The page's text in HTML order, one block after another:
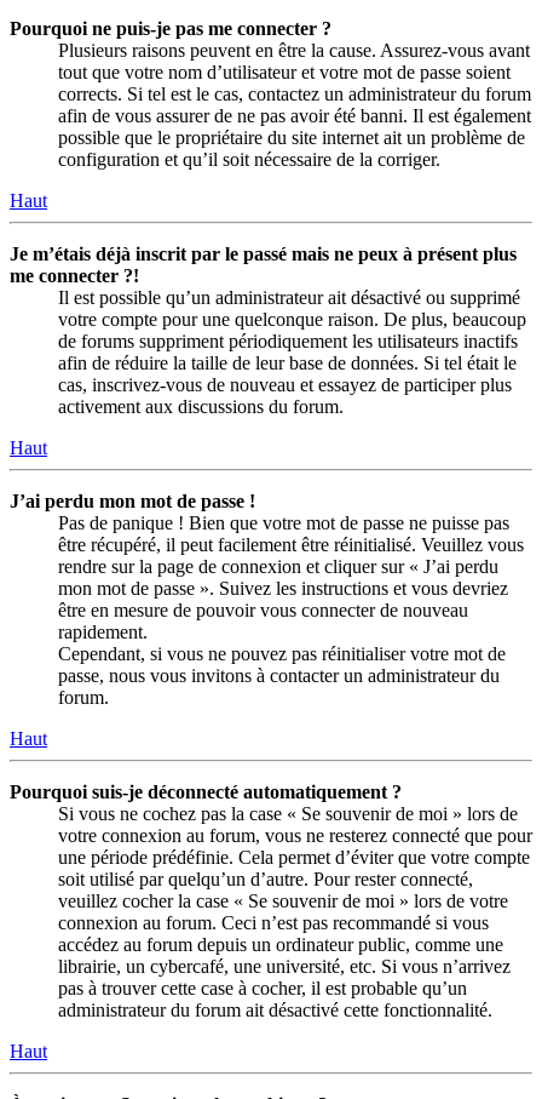
Pourquoi ne puis-je pas me connecter ?
Plusieurs raisons peuvent en être la cause. Assurez-vous avant
tout que votre nom d’utilisateur et votre mot de passe soient
corrects. Si tel est le cas, contactez un administrateur du forum
afin de vous assurer de ne pas avoir été banni. Il est également
possible que le propriétaire du site internet ait un problème de
configuration et qu’il soit nécessaire de la corriger.
Haut
Je m’étais déjà inscrit par le passé mais ne peux à présent plus
me connecter ?!
Il est possible qu’un administrateur ait désactivé ou supprimé
votre compte pour une quelconque raison. De plus, beaucoup
de forums suppriment périodiquement les utilisateurs inactifs
afin de réduire la taille de leur base de données. Si tel était le
cas, inscrivez-vous de nouveau et essayez de participer plus
activement aux discussions du forum.
Haut
J’ai perdu mon mot de passe !
Pas de panique ! Bien que votre mot de passe ne puisse pas
être récupéré, il peut facilement être réinitialisé. Veuillez vous
rendre sur la page de connexion et cliquer sur « J’ai perdu
mon mot de passe ». Suivez les instructions et vous devriez
être en mesure de pouvoir vous connecter de nouveau
rapidement.
Cependant, si vous ne pouvez pas réinitialiser votre mot de
passe, nous vous invitons à contacter un administrateur du
forum.
Haut
Pourquoi suis-je déconnecté automatiquement ?
Si vous ne cochez pas la case « Se souvenir de moi » lors de
votre connexion au forum, vous ne resterez connecté que pour
une période prédéfinie. Cela permet d’éviter que votre compte
soit utilisé par quelqu’un d’autre. Pour rester connecté,
veuillez cocher la case « Se souvenir de moi » lors de votre
connexion au forum. Ceci n’est pas recommandé si vous
accédez au forum depuis un ordinateur public, comme une
librairie, un cybercafé, une université, etc. Si vous n’arrivez
pas à trouver cette case à cocher, il est probable qu’un
administrateur du forum ait désactivé cette fonctionnalité.
Haut